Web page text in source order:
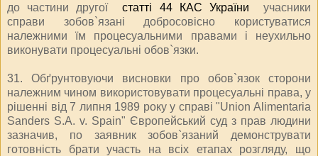
до частини другоїстатті 44 КАС України учасники
справи зобов`язані добросовісно користуватися
належними їм процесуальними правами і неухильно
виконувати процесуальні обов`язки.
31. Обґрунтовуючи висновки про обов`язок сторони
належним чином використовувати процесуальні права, у
рішенні від 7 липня 1989 року у справі "Union Alimentaria
Sanders S.A. v. Spain" Європейський суд з прав людини
зазначив, по заявник зобов`язаний демонструвати
готовність брати участь на всіх етапах розгляду, що